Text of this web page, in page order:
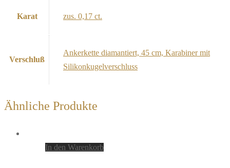
Karat zus. 0,17 ct.
Verschluß
Ankerkette diamantiert, 45 cm, Karabiner mit
Silikonkugelverschluss
Ähnliche Produkte
In den Warenkorb